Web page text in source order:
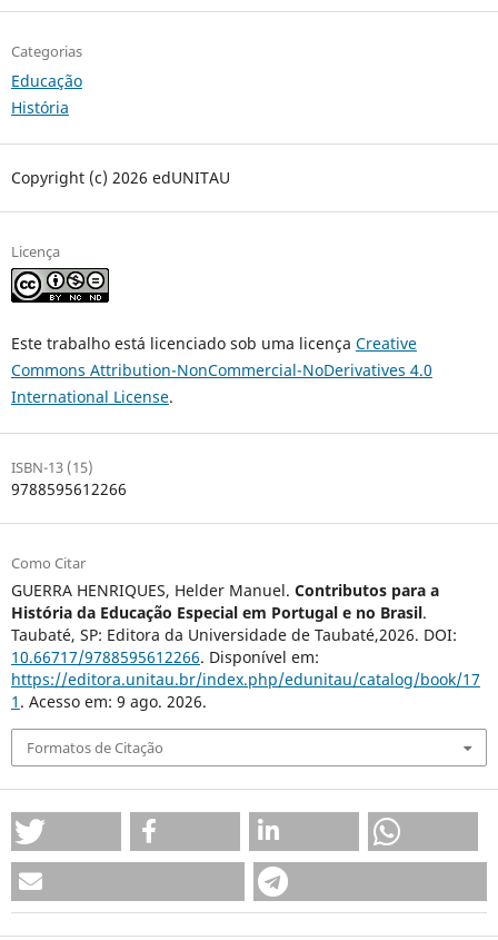
Categorias
Educação
História
Copyright (c) 2026 edUNITAU
Licença
Este trabalho está licenciado sob uma licença Creative
Commons Attribution-NonCommercial-NoDerivatives 4.0
International License.
ISBN-13 (15)
9788595612266
Como Citar
GUERRA HENRIQUES, Helder Manuel. Contributos para a
História da Educação Especial em Portugal e no Brasil.
Taubaté, SP: Editora da Universidade de Taubaté,2026. DOI:
10.66717/9788595612266. Disponível em:
https://editora.unitau.br/index.php/edunitau/catalog/book/17
1 . Acesso em: 9 ago. 2026.
Formatos de Citação